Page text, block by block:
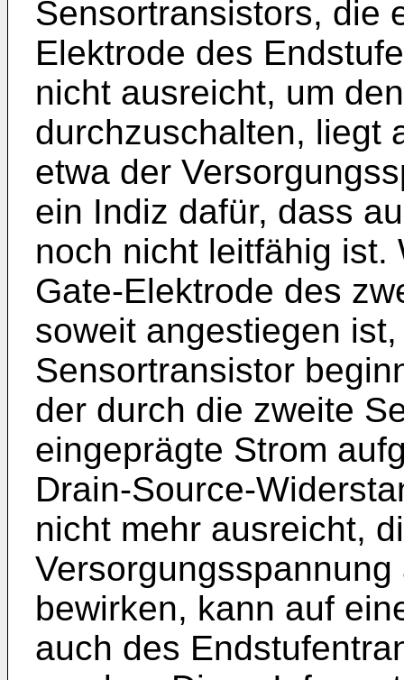
Sensortransistors, die
Elektrode des
nicht ausreicht, um
durchzuschalten, liegt
etwa der
ein Indiz dafür, dass
noch nicht leitfähig ist.
Gate-Elektrode des
soweit angestiegen
Sensortransistor
der durch die zweite
eingeprägte Strom
Drain-Source-
nicht mehr ausreicht,
bewirken, kann auf
auch des